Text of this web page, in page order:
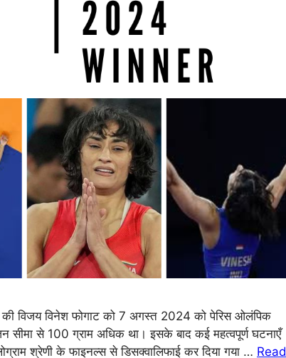
विजय विनेश फोगाट को 7 अगस्त 2024 को पेरिस ओलंपिक
सीमा से 100 ग्राम अधिक था। इसके बाद कई महत्वपूर्ण घटनाएँ
श्रेणी के फाइनल्स से डिसक्वालिफाई कर दिया गया … Read